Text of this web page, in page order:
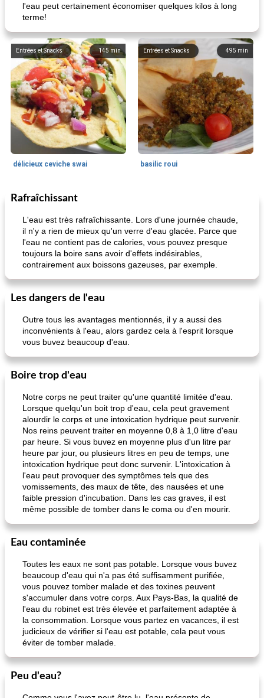
l'eau peut certainement économiser quelques kilos à long
terme!
145 min
Entrées et Snacks
délicieux ceviche swai
495 min
Entrées et Snacks
basilic roui
Déjeuner / Snacks
Rafraîchissant
L'eau est très rafraîchissante. Lors d'une journée chaude,
il n'y a rien de mieux qu'un verre d'eau glacée. Parce que
l'eau ne contient pas de calories, vous pouvez presque
toujours la boire sans avoir d'effets indésirables,
contrairement aux boissons gazeuses, par exemple.
Les dangers de l'eau
Outre tous les avantages mentionnés, il y a aussi des
inconvénients à l'eau, alors gardez cela à l'esprit lorsque
vous buvez beaucoup d'eau.
Boire trop d'eau
Notre corps ne peut traiter qu'une quantité limitée d'eau.
Lorsque quelqu'un boit trop d'eau, cela peut gravement
alourdir le corps et une intoxication hydrique peut survenir.
Nos reins peuvent traiter en moyenne 0,8 à 1,0 litre d'eau
par heure. Si vous buvez en moyenne plus d'un litre par
heure par jour, ou plusieurs litres en peu de temps, une
intoxication hydrique peut donc survenir. L'intoxication à
l'eau peut provoquer des symptômes tels que des
vomissements, des maux de tête, des nausées et une
faible pression d'incubation. Dans les cas graves, il est
même possible de tomber dans le coma ou d'en mourir.
Eau contaminée
Toutes les eaux ne sont pas potable. Lorsque vous buvez
beaucoup d'eau qui n'a pas été suffisamment purifiée,
vous pouvez tomber malade et des toxines peuvent
s'accumuler dans votre corps. Aux Pays-Bas, la qualité de
l'eau du robinet est très élevée et parfaitement adaptée à
la consommation. Lorsque vous partez en vacances, il est
judicieux de vérifier si l'eau est potable, cela peut vous
éviter de tomber malade.
Peu d'eau?